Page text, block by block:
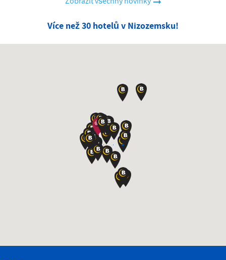
Více než 30 hotelů v Nizozemsku!